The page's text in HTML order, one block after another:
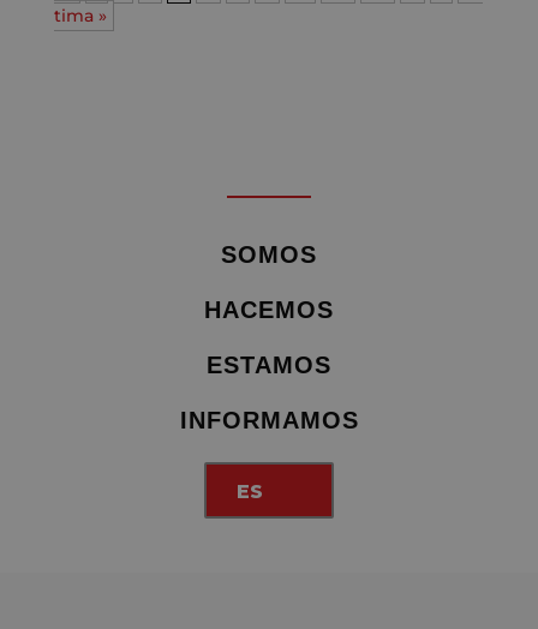
tima »
SOMOS
HACEMOS
ESTAMOS
INFORMAMOS
ES